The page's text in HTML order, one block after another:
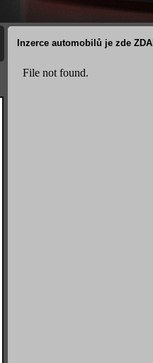
.
Inzerce automobilů je zde